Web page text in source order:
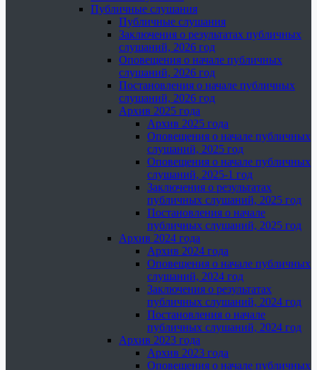
Публичные слушания
Публичные слушания
Заключения о результатах публичных
слушаний, 2026 год
Оповещения о начале публичных
слушаний, 2026 год
Постановления о начале публичных
слушаний, 2026 год
Архив 2025 года
Архив 2025 года
Оповещения о начале публичных
слушаний, 2025 год
Оповещения о начале публичных
слушаний, 2025-1 год
Заключения о результатах
публичных слушаний, 2025 год
Постановления о начале
публичных слушаний, 2025 год
Архив 2024 года
Архив 2024 года
Оповещения о начале публичных
слушаний, 2024 год
Заключения о результатах
публичных слушаний, 2024 год
Постановления о начале
публичных слушаний, 2024 год
Архив 2023 года
Архив 2023 года
Оповещения о начале публичных